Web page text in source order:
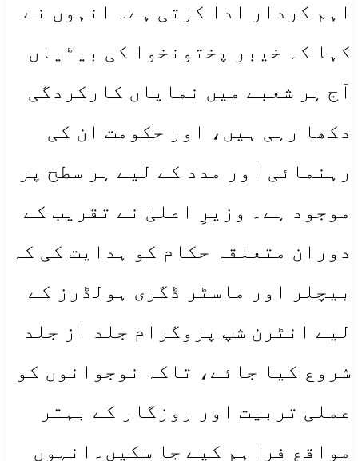
اہم کردار ادا کرتی ہے۔ انہوں نے
کہا کہ خیبر پختونخوا کی بیٹیاں
آج ہر شعبے میں نمایاں کارکردگی
دکھا رہی ہیں، اور حکومت ان کی
رہنمائی اور مدد کے لیے ہر سطح پر
موجود ہے۔ وزیرِ اعلیٰ نے تقریب کے
دوران متعلقہ حکام کو ہدایت کی کہ
بیچلر اور ماسٹر ڈگری ہولڈرز کے
لیے انٹرن شپ پروگرام جلد از جلد
شروع کیا جائے، تاکہ نوجوانوں کو
عملی تربیت اور روزگار کے بہتر
مواقع فراہم کیے جا سکیں۔انہوں